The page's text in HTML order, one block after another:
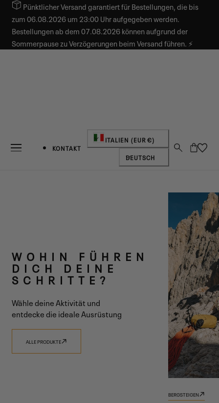
SPRINGEN
Pünktlicher Versand garantiert für Bestellungen, die bis
zum 06.08.2026 um 23:00 Uhr aufgegeben werden.
Bestellungen ab dem 07.08.2026 können aufgrund der
Sommerpause zu Verzögerungen beim Versand führen. ⚡
KONTAKT
Land/Region
ITALIEN (EUR €)
Sprache
DEUTSCH
Warenkorb
ZWEI LINIEN
EINE VISION
ENTDECKE TRADIZIONE
WOHIN FÜHREN
DICH DEINE
SCHRITTE?
Wähle deine Aktivität und
entdecke die ideale Ausrüstung
ALLE PRODUKTE
BERGSTEIGEN